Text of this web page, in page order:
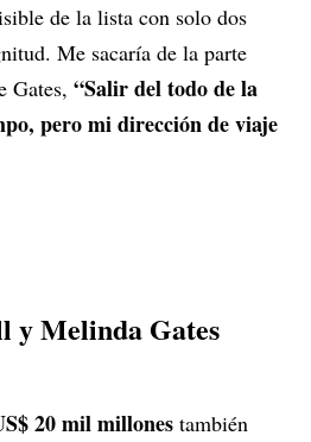
de la lista con solo dos
Me sacaría de la parte
Gates, “Salir del todo de la
pero mi dirección de viaje
y Melinda Gates
20 mil millones también